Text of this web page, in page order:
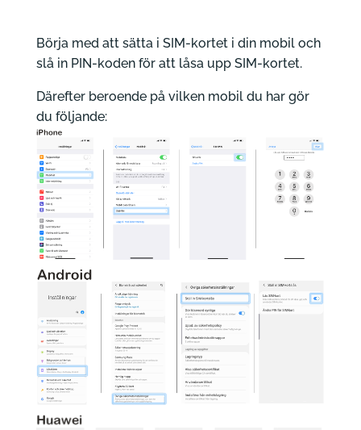
Börja med att sätta i SIM-kortet i din mobil och
slå in PIN-koden för att låsa upp SIM-kortet.
Därefter beroende på vilken mobil du har gör
du följande: